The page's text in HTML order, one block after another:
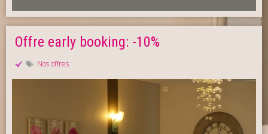
Offre early booking: -10%
Nos offres